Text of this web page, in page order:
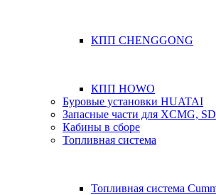
КПП CHENGGONG
КПП HOWO
Буровые установки HUATAI
Запасные части для XCMG,
Кабины в сборе
Топливная система
Топливная система